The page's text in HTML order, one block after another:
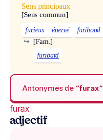
Sens principaux
[Sens commun]
furieux énervé furibond
[Fam.]
↪
furibard
Antonymes de “furax“
furax
adjectif